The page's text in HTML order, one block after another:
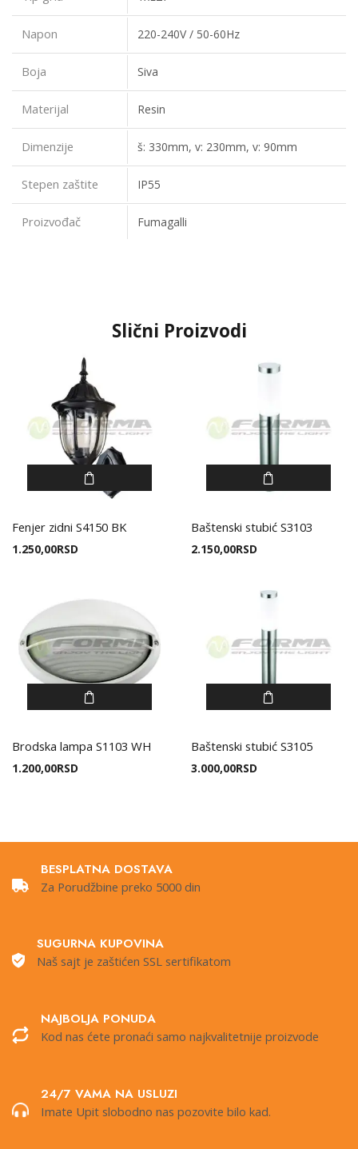
Napon 220-240V / 50-60Hz
Boja Siva
Materijal Resin
Dimenzije š: 330mm, v: 230mm, v: 90mm
Stepen zaštite IP55
Proizvođač Fumagalli
Slični Proizvodi
Fenjer zidni S4150 BK
1.250,00RSD
Baštenski stubić S3103
2.150,00RSD
Brodska lampa S1103 WH
1.200,00RSD
Baštenski stubić S3105
3.000,00RSD
BESPLATNA DOSTAVA
Za Porudžbine preko 5000 din
SUGURNA KUPOVINA
Naš sajt je zaštićen SSL sertifikatom
NAJBOLJA PONUDA
Kod nas ćete pronaći samo najkvalitetnije proizvode
24/7 VAMA NA USLUZI
Imate Upit slobodno nas pozovite bilo kad.